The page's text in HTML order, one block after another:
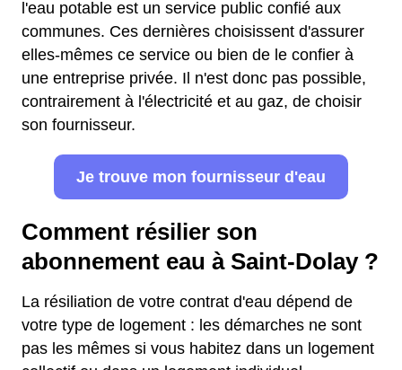
l'eau potable est un service public confié aux
communes. Ces dernières choisissent d'assurer
elles-mêmes ce service ou bien de le confier à
une entreprise privée. Il n'est donc pas possible,
contrairement à l'électricité et au gaz, de choisir
son fournisseur.
Je trouve mon fournisseur d'eau
Comment résilier son
abonnement eau à Saint-Dolay ?
La résiliation de votre contrat d'eau dépend de
votre type de logement : les démarches ne sont
pas les mêmes si vous habitez dans un logement